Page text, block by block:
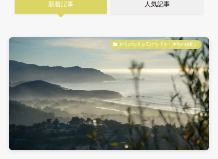
新着記事 人気記事
社会の知見を広げる【本・映画の感想】